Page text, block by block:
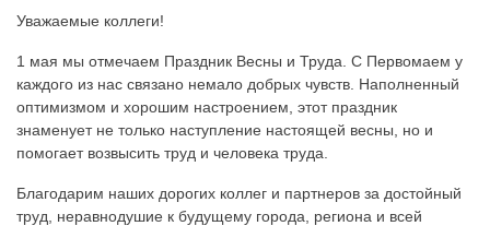
Уважаемые коллеги!
1 мая мы отмечаем Праздник Весны и Труда. С Первомаем у
каждого из нас связано немало добрых чувств. Наполненный
оптимизмом и хорошим настроением, этот праздник
знаменует не только наступление настоящей весны, но и
помогает возвысить труд и человека труда.
Благодарим наших дорогих коллег и партнеров за достойный
труд, неравнодушие к будущему города, региона и всей